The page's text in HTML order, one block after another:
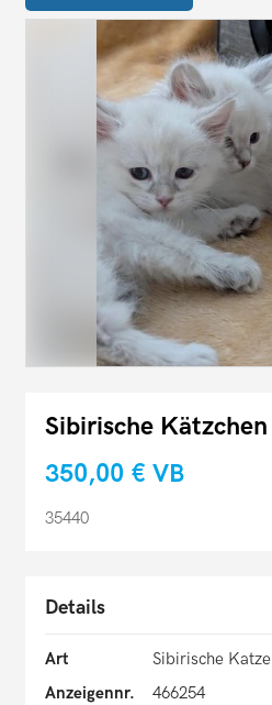
Sibirische Kätzchen
350,00 € VB
35440
Details
Art
Sibirische Katze
Anzeigennr.
466254